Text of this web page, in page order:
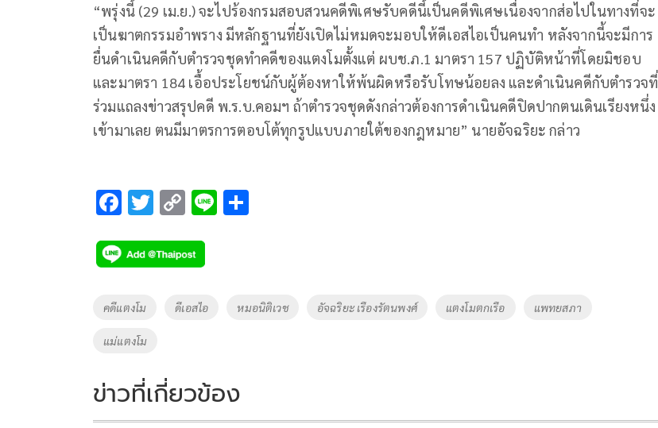
“พรุ่งนี้ (29 เม.ย.) จะไปร้องกรมสอบสวนคดีพิเศษรับคดีนี้เป็นคดีพิเศษเนื่องจากส่อไปในทางที่จะ
เป็นฆาตกรรมอำพราง มีหลักฐานที่ยังเปิดไม่หมดจะมอบให้ดีเอสไอเป็นคนทำ หลังจากนี้จะมีการ
ยื่นดำเนินคดีกับตำรวจชุดทำคดีของแตงโมตั้งแต่ ผบช.ภ.1 มาตรา 157 ปฏิบัติหน้าที่โดยมิชอบ
และมาตรา 184 เอื้อประโยชน์กับผู้ต้องหาให้พ้นผิดหรือรับโทษน้อยลง และดำเนินคดีกับตำรวจที่
ร่วมแถลงข่าวสรุปคดี พ.ร.บ.คอมฯ ถ้าตำรวจชุดดังกล่าวต้องการดำเนินคดีปิดปากตนเดินเรียงหนึ่ง
เข้ามาเลย ตนมีมาตรการตอบโต้ทุกรูปแบบภายใต้ของกฎหมาย” นายอัจฉริยะ กล่าว
F
e
b
o
o
k
T
tt
er
C
p
y
Li
Li
Tags
คดีแตงโม ดีเอสไอ หมอนิติเวช อัจฉริยะ เรืองรัตนพงศ์ แตงโมตกเรือ แพทยสภา
แม่แตงโม
ข่าวที่เกี่ยวข้อง